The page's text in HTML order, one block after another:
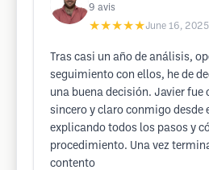
9 avis
★★★★★June 16, 2025
Tras casi un año de análisis,
seguimiento con ellos, he de
una buena decisión. Javier fue
sincero y claro conmigo desde
explicando todos los pasos y
procedimiento. Una vez
contento